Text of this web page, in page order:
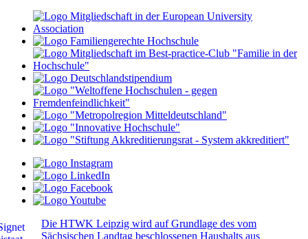
Die HTWK Leipzig wird auf Grundlage des vom
Sächsischen Landtag beschlossenen Haushalts aus